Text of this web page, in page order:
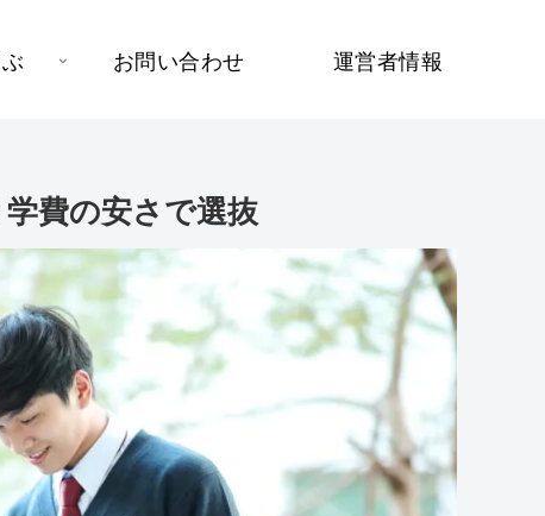
お問い合わせ 運営者情報
費の安さで選抜